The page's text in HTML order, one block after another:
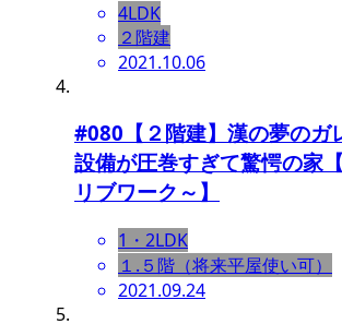
4LDK
２階建
2021.10.06
#080【２階建】漢の夢のガ
設備が圧巻すぎて驚愕の家
リブワーク～】
1・2LDK
１.５階（将来平屋使い可）
2021.09.24